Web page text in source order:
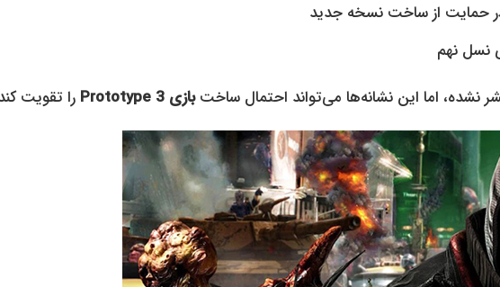
در حمایت از ساخت نسخه جدید
نسل نهم
نشده، اما این نشانه‌ها می‌تواند احتمال ساختبازی Prototype 3 را تقویت